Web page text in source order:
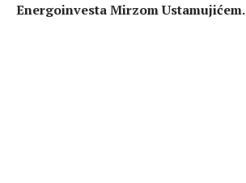
Energoinvesta Mirzom Ustamujićem.